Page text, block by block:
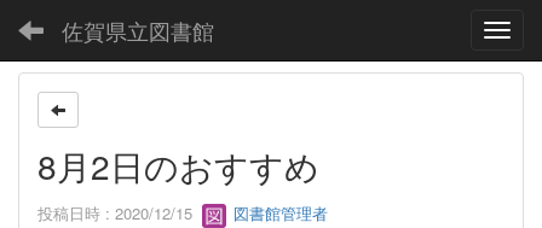
佐賀県立図書館
8月2日のおすすめ
投稿日時 : 2020/12/15 図書館管理者